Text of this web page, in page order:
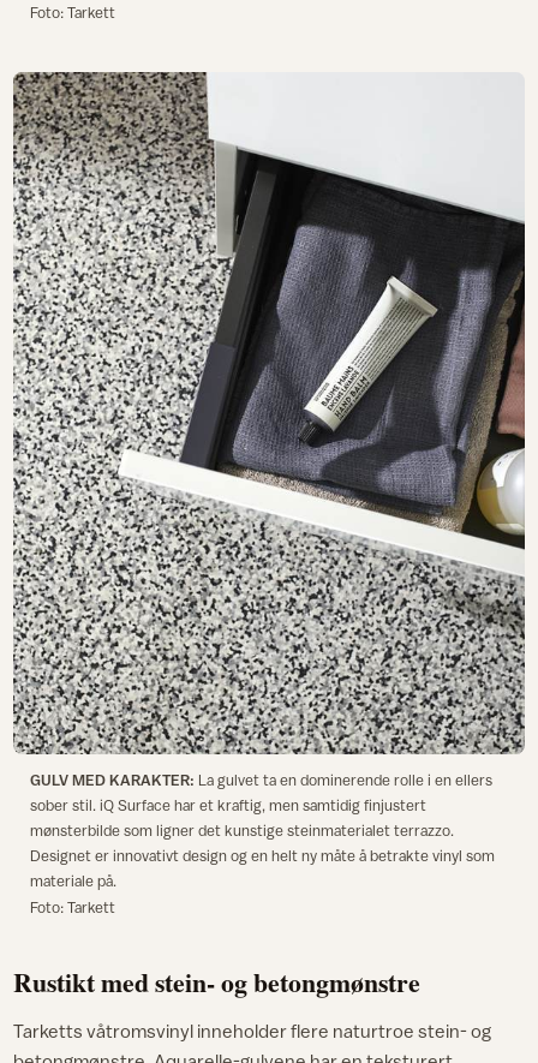
Foto: Tarkett
GULV MED KARAKTER: La gulvet ta en dominerende rolle i en ellers
sober stil. iQ Surface har et kraftig, men samtidig finjustert
mønsterbilde som ligner det kunstige steinmaterialet terrazzo.
Designet er innovativt design og en helt ny måte å betrakte vinyl som
materiale på.
Foto: Tarkett
Rustikt med stein- og betongmønstre
Tarketts våtromsvinyl inneholder flere naturtroe stein- og